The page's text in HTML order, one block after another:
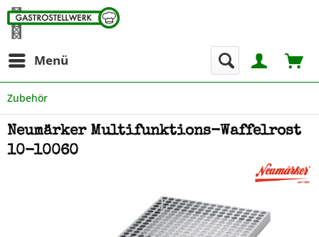
Menü
Zubehör
Neumärker Multifunktions-Waffelrost
10-10060